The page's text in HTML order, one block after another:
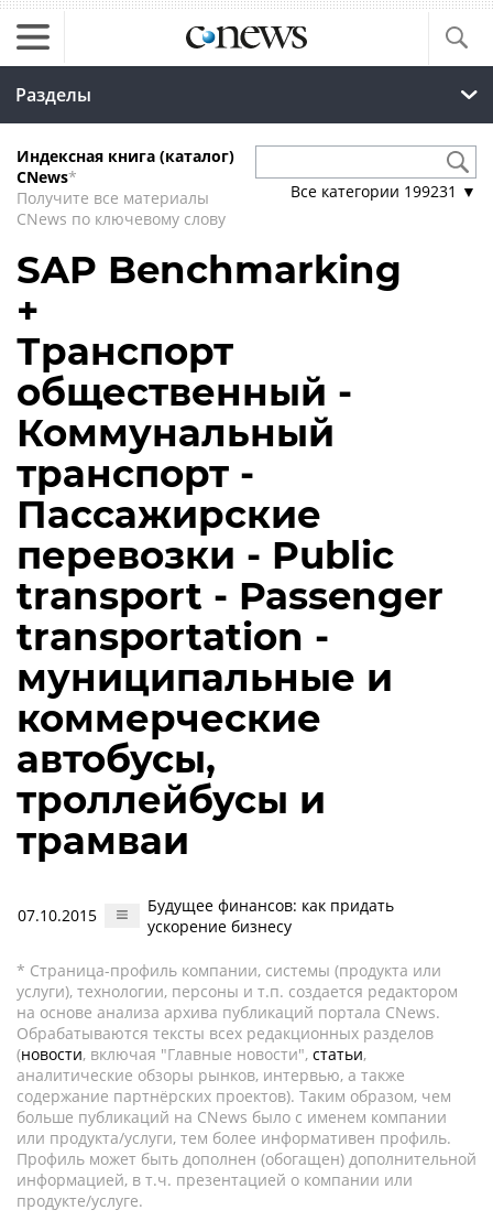
Разделы
Индексная книга (каталог)
CNews*
Получите все материалы
CNews по ключевому слову
Все категории 199231 ▼
SAP Benchmarking
+
Транспорт
общественный -
Коммунальный
транспорт -
Пассажирские
перевозки - Public
transport - Passenger
transportation -
муниципальные и
коммерческие
автобусы,
троллейбусы и
трамваи
07.10.2015
Будущее финансов: как придать
ускорение бизнесу
* Страница-профиль компании, системы (продукта или
услуги), технологии, персоны и т.п. создается редактором
на основе анализа архива публикаций портала CNews.
Обрабатываются тексты всех редакционных разделов
(новости, включая "Главные новости", статьи,
аналитические обзоры рынков, интервью, а также
содержание партнёрских проектов). Таким образом, чем
больше публикаций на CNews было с именем компании
или продукта/услуги, тем более информативен профиль.
Профиль может быть дополнен (обогащен) дополнительной
информацией, в т.ч. презентацией о компании или
продукте/услуге.